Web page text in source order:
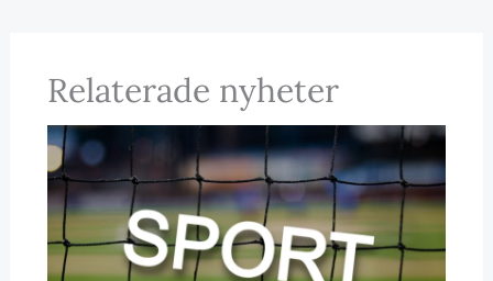
Relaterade nyheter